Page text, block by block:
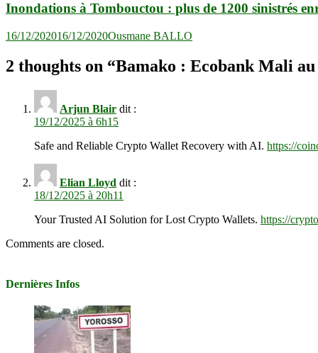
Inondations à Tombouctou : plus de 1200 sinistrés
16/12/202016/12/2020Ousmane BALLO
2 thoughts on “Bamako : Ecobank Mali
Arjun Blair dit :
19/12/2025 à 6h15
Safe and Reliable Crypto Wallet Recovery with AI. https://
Elian Lloyd dit :
18/12/2025 à 20h11
Your Trusted AI Solution for Lost Crypto Wallets. https://
Comments are closed.
Dernières Infos